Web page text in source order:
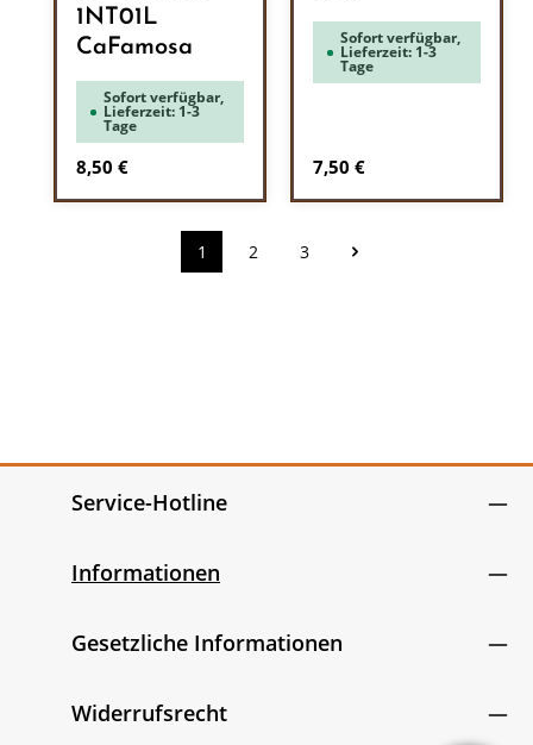
1NT01L
CaFamosa
Sofort verfügbar,
Lieferzeit: 1-3
Tage
Regulärer Preis:
8,50 €
Sofort verfügbar,
Lieferzeit: 1-3
Tage
Regulärer Preis:
7,50 €
Seite
1 Seite
2 Seite
3
Service-Hotline
Informationen
Gesetzliche Informationen
Widerrufsrecht